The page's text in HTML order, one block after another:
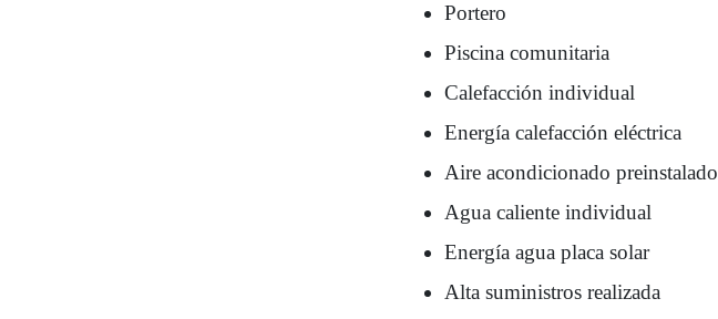
Portero
Piscina comunitaria
Calefacción individual
Energía calefacción eléctrica
Aire acondicionado preinstalado
Agua caliente individual
Energía agua placa solar
Alta suministros realizada